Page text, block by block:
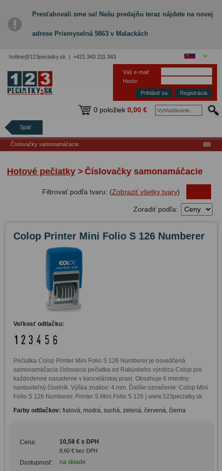
Presťahovali sme sa! Našu predajňu teraz nájdete na novej
adrese Priemyselná 5863 v Malackách
hotline@123peciatky.sk | +421 343 211 343
Váš e-mail:
Heslo:
Registrácia
0 položiek 0,00 €
Späť
Číslovačky samonamáčacie
Hotové pečiatky> Číslovačky samonamáčacie
Filtrovať podľa tvaru: (Zobraziť všetky tvary)
Zoradiť podľa:
Colop Printer Mini Folio S 126 Numberer
Veľkosť odtlačku:
Pečiatka Colop Printer Mini Folio S 126 Numberer je osvedčená
samonamáčacia číslovacia pečiatka od Rakúskeho výrobcu Colop pre
každodenné nasadenie v kancelárskej praxi. Obsahuje 6 miestny
nastaviteľný číselník. Výška znakov: 4 mm. Ďalšie označenie: Colop Mini
Folio S 126 Numberer, Printer S Mini Folio S 126 | www.123peciatky.sk
Farby odtlačkov: fialová, modrá, suchá, zelená, červená, čierna
Cena: 10,58 € s DPH
8,60 € bez DPH
Dostupnosť: na sklade